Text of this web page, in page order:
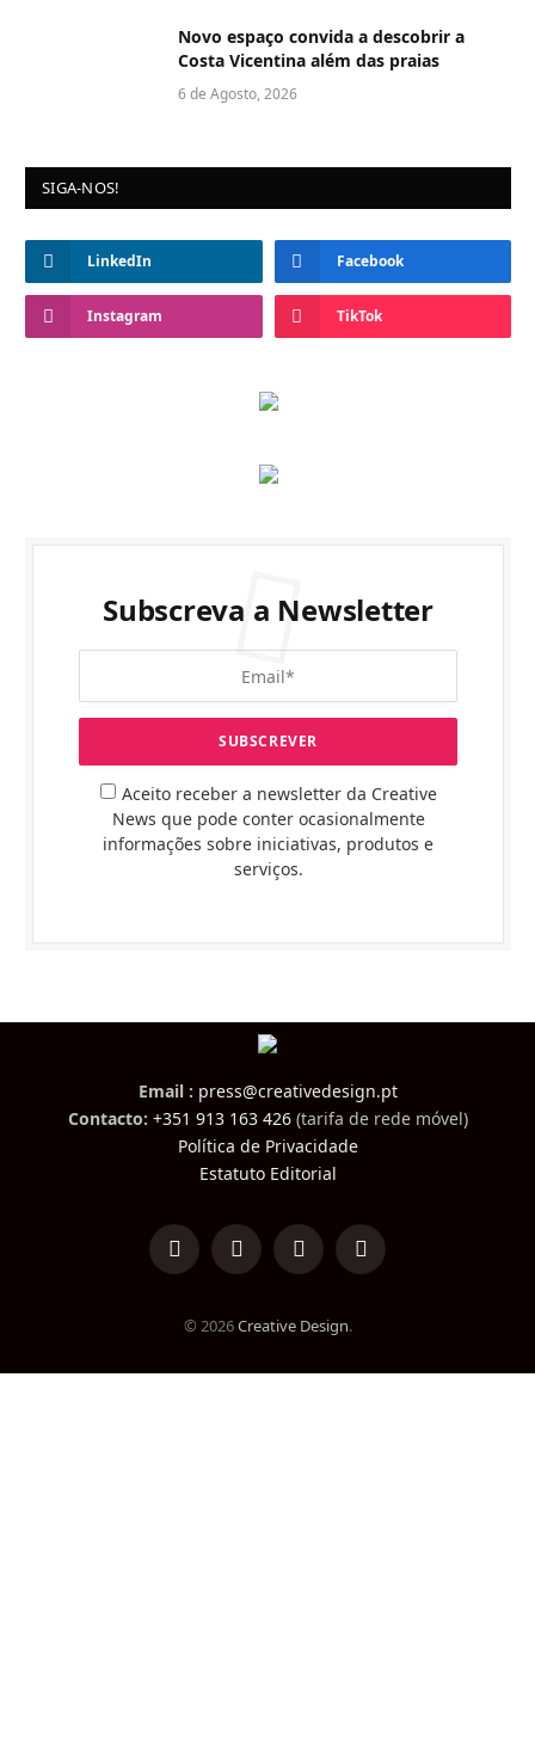
Novo espaço convida a descobrir a
Costa Vicentina além das praias
6 de Agosto, 2026
SIGA-NOS!
LinkedIn Facebook
Instagram TikTok
Subscreva a Newsletter
Aceito receber a newsletter da Creative
News que pode conter ocasionalmente
informações sobre iniciativas, produtos e
serviços.
Email : press@creativedesign.pt
Contacto: +351 913 163 426(tarifa de rede móvel)
Política de Privacidade
Estatuto Editorial
LinkedInFacebookInstagramTikTok
© 2026Creative Design.